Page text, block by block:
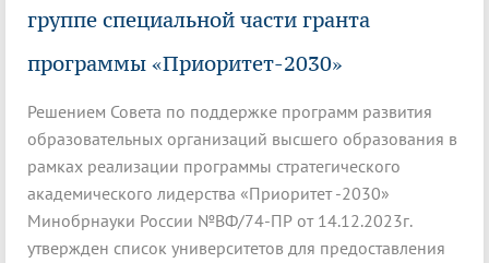
группе специальной части гранта
программы «Приоритет-2030»
Решением Совета по поддержке программ развития
образовательных организаций высшего образования в
рамках реализации программы стратегического
академического лидерства «Приоритет -2030»
Минобрнауки России №ВФ/74-ПР от 14.12.2023г.
утвержден список университетов для предоставления